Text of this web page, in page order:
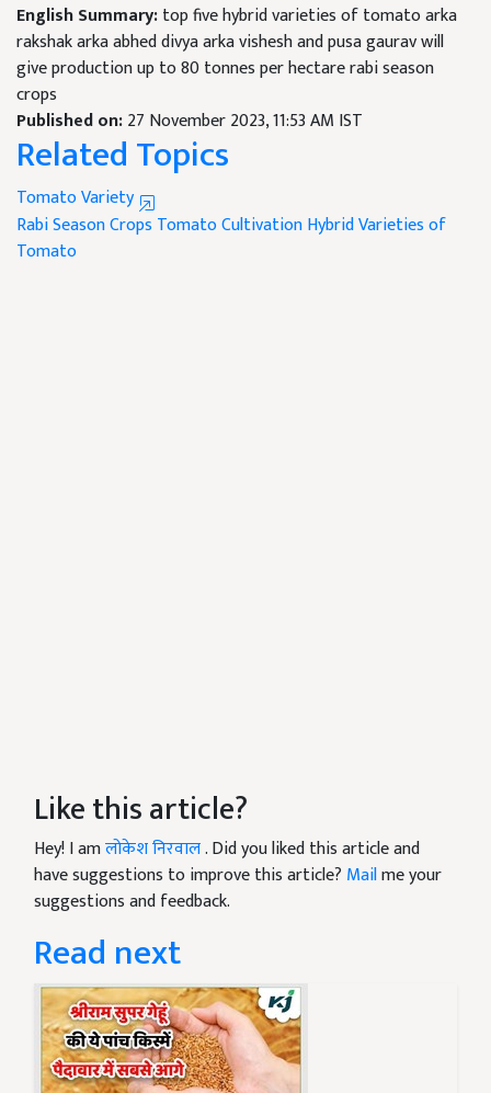
English Summary:top five hybrid varieties of tomato arka
rakshak arka abhed divya arka vishesh and pusa gaurav will
give production up to 80 tonnes per hectare rabi season
crops
Published on:27 November 2023, 11:53 AM IST
Related Topics
Tomato Variety
Rabi Season Crops Tomato CultivationHybrid Varieties of
Tomato
Like this article?
Hey! I amलोकेश निरवाल. Did you liked this article and
have suggestions to improve this article? Mailme your
suggestions and feedback.
Read next